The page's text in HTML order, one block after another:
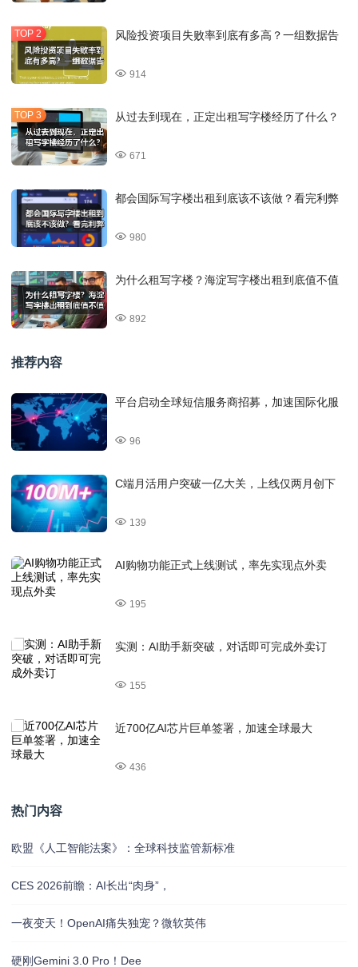
风险投资项目失败率到底有多高？一组数据告
914
从过去到现在，正定出租写字楼经历了什么？
671
都会国际写字楼出租到底该不该做？看完利弊
980
为什么租写字楼？海淀写字楼出租到底值不值
892
推荐内容
平台启动全球短信服务商招募，加速国际化服
96
C端月活用户突破一亿大关，上线仅两月创下
139
AI购物功能正式上线测试，率先实现点外卖
195
实测：AI助手新突破，对话即可完成外卖订
155
近700亿AI芯片巨单签署，加速全球最大
436
热门内容
欧盟《人工智能法案》：全球科技监管新标准
CES 2026前瞻：AI长出“肉身”，
一夜变天！OpenAI痛失独宠？微软英伟
硬刚Gemini 3.0 Pro！Dee